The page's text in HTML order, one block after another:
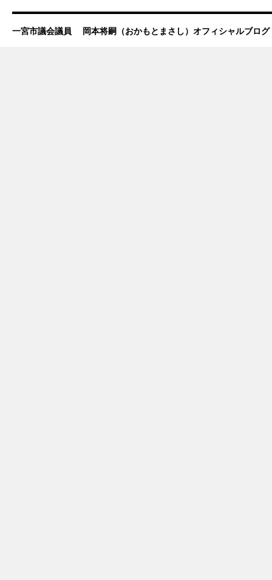
一宮市議会議員 岡本将嗣（おかもとまさし）オフィシャルブログ